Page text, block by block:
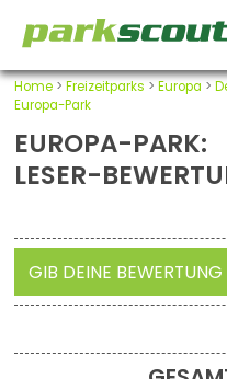
Home> Freizeitparks > Europa >
Europa-Park
EUROPA-PARK:
LESER-
GIB DEINE